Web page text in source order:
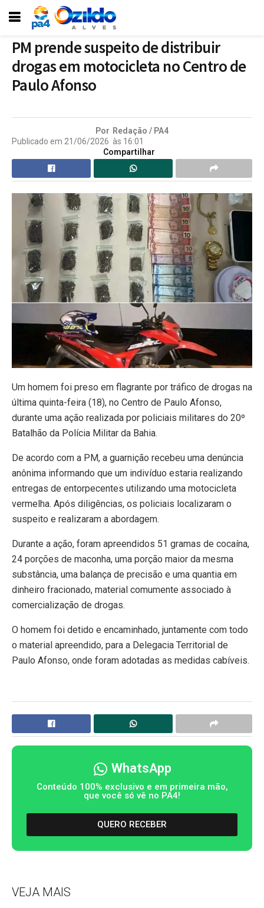
PM prende suspeito de distribuir
drogas em motocicleta no Centro de
Paulo Afonso
Por Redação / PA4
Publicado em 21/06/2026 às 16:01
Compartilhar
Um homem foi preso em flagrante por tráfico de drogas na
última quinta-feira (18), no Centro de Paulo Afonso,
durante uma ação realizada por policiais militares do 20º
Batalhão da Polícia Militar da Bahia.
De acordo com a PM, a guarnição recebeu uma denúncia
anônima informando que um indivíduo estaria realizando
entregas de entorpecentes utilizando uma motocicleta
vermelha. Após diligências, os policiais localizaram o
suspeito e realizaram a abordagem.
Durante a ação, foram apreendidos 51 gramas de cocaína,
24 porções de maconha, uma porção maior da mesma
substância, uma balança de precisão e uma quantia em
dinheiro fracionado, material comumente associado à
comercialização de drogas.
O homem foi detido e encaminhado, juntamente com todo
o material apreendido, para a Delegacia Territorial de
Paulo Afonso, onde foram adotadas as medidas cabíveis.
WhatsApp
Conteúdo 100% exclusivo e em primeira mão,
que você só vê no PA4!
QUERO RECEBER
VEJA MAIS